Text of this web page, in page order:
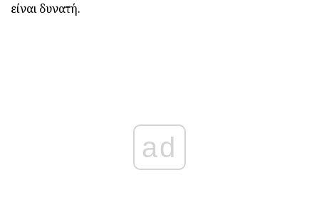
είναι δυνατή.
ad